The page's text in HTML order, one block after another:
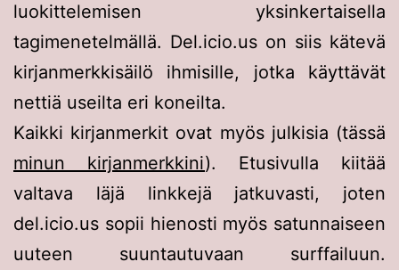
luokittelemisen yksinkertaisella
tagimenetelmällä. Del.icio.us on siis kätevä
kirjanmerkkisäilö ihmisille, jotka käyttävät
nettiä useilta eri koneilta.
Kaikki kirjanmerkit ovat myös julkisia (tässä
minun kirjanmerkkini). Etusivulla kiitää
valtava läjä linkkejä jatkuvasti, joten
del.icio.us sopii hienosti myös satunnaiseen
uuteen suuntautuvaan surffailuun.